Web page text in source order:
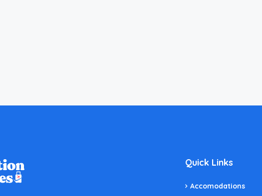
Quick Links
Accomodations